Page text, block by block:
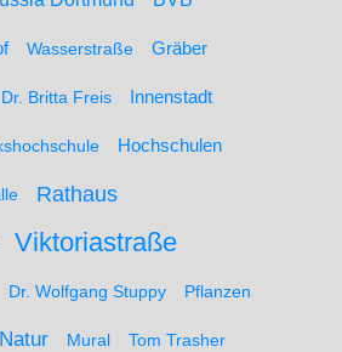
Wasserstraße Gräber
Dr. Britta Freis Innenstadt
Hochschulen
Rathaus
Viktoriastraße
Dr. Wolfgang Stuppy Pflanzen
Natur Mural Tom Trasher